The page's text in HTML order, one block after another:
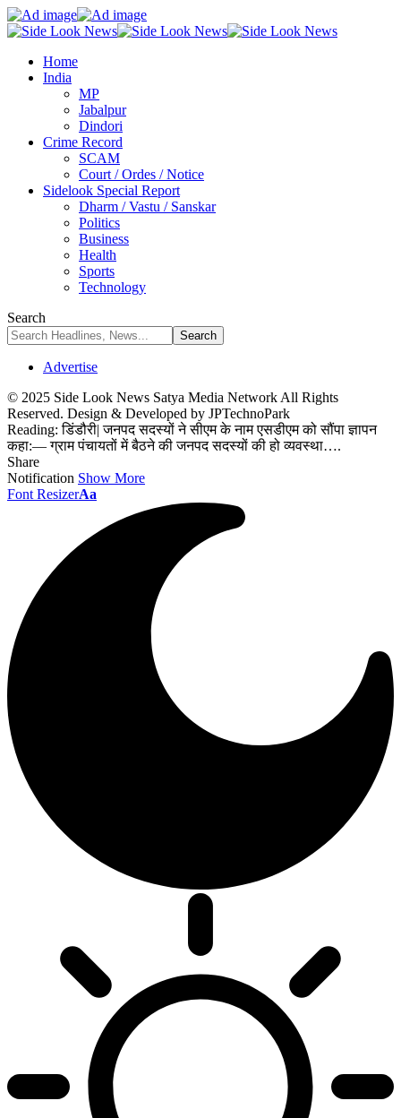
Home
India
MP
Jabalpur
Dindori
Crime Record
SCAM
Court / Ordes / Notice
Sidelook Special Report
Dharm / Vastu / Sanskar
Politics
Business
Health
Sports
Technology
Search
Advertise
© 2025 Side Look News Satya Media Network All Rights
Reserved. Design & Developed by JPTechnoPark
Reading: डिंडौरी| जनपद सदस्यों ने सीएम के नाम एसडीएम को सौंपा ज्ञापन
कहा:— ग्राम पंचायतों में बैठने की जनपद सदस्यों की हो व्यवस्था….
Share
Notification Show More
Font ResizerAa